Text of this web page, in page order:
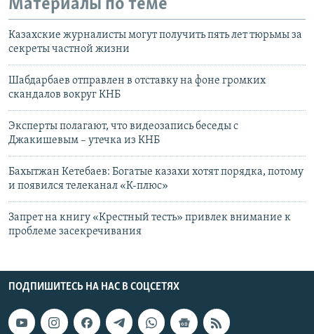
Материалы по теме
Казахские журналисты могут получить пять лет тюрьмы за
секреты частной жизни
Шабдарбаев отправлен в отставку на фоне громких
скандалов вокруг КНБ
Эксперты полагают, что видеозапись беседы с
Джакишевым – утечка из КНБ
Бахытжан Кетебаев: Богатые казахи хотят порядка, потому
и появился телеканал «К-плюс»
Запрет на книгу «Крестный тесть» привлек внимание к
проблеме засекречивания
ПОДПИШИТЕСЬ НА НАС В СОЦСЕТЯХ